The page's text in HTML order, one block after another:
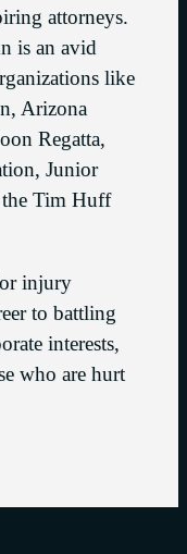
attorneys.
is an avid
like
Arizona
Regatta,
Junior
Tim Huff
injury
to battling
interests,
who are hurt